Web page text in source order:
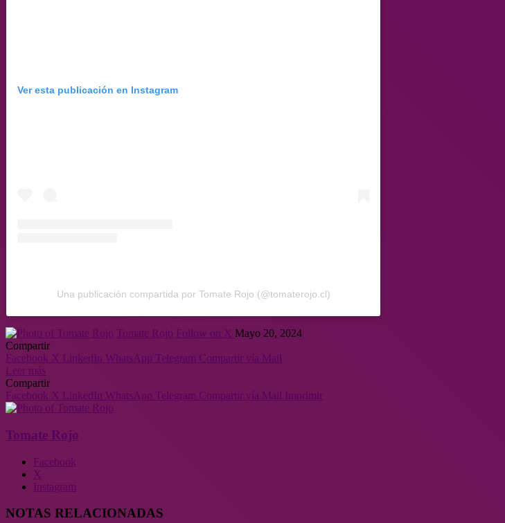
Ver esta publicación en Instagram
Una publicación compartida por Tomate Rojo (@tomaterojo.cl)
Tomate Rojo Follow on X Mayo 20, 2024
Compartir
Facebook X LinkedIn WhatsApp Telegram Compartir vía Mail
Leer más
Compartir
Facebook X LinkedIn WhatsApp Telegram Compartir vía Mail Imprimir
Tomate Rojo
Facebook
X
Instagram
NOTAS RELACIONADAS